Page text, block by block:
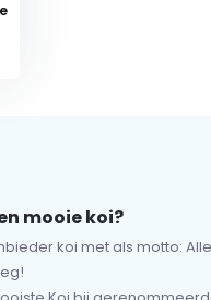
mooie koi?
koi met als motto: